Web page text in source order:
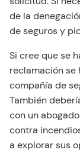
de la
de seguros y
Si cree que se
reclamación se
compañía de
También
con un
contra
a explorar sus